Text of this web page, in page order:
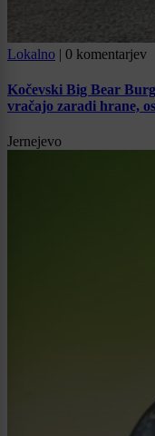
Lokalno | 0 komentarjev
Kočevski Big Bear
vračajo zaradi hrane,
Jernejevo